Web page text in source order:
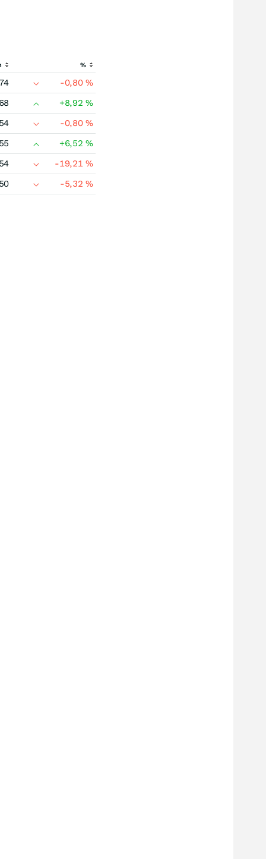
%
-0,80%
+8,92%
-0,80%
+6,52%
-19,21%
-5,32%